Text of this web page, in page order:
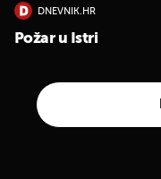
DNEVNIK.HR
Požar u Istri